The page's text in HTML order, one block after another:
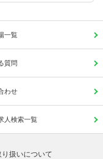
一覧
質問
わせ
人検索一覧
扱いについて